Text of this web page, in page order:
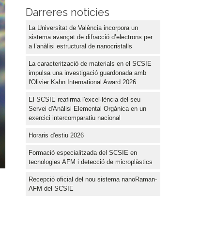
Darreres notícies
La Universitat de València incorpora un
sistema avançat de difracció d’electrons per
a l’anàlisi estructural de nanocristalls
La caracterització de materials en el SCSIE
impulsa una investigació guardonada amb
l'Olivier Kahn International Award 2026
El SCSIE reafirma l'excel·lència del seu
Servei d'Anàlisi Elemental Orgànica en un
exercici intercomparatiu nacional
Horaris d'estiu 2026
Formació especialitzada del SCSIE en
tecnologies AFM i detecció de microplàstics
Recepció oficial del nou sistema nanoRaman-
AFM del SCSIE